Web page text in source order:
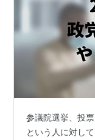
参議院選挙、投
という人に対し